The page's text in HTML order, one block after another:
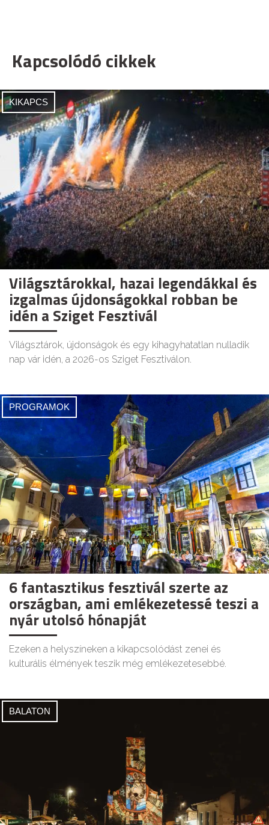
Kapcsolódó cikkek
KIKAPCS
Világsztárokkal, hazai legendákkal és
izgalmas újdonságokkal robban be
idén a Sziget Fesztivál
Világsztárok, újdonságok és egy kihagyhatatlan nulladik
nap vár idén, a 2026-os Sziget Fesztiválon.
PROGRAMOK
6 fantasztikus fesztivál szerte az
országban, ami emlékezetessé teszi a
nyár utolsó hónapját
Ezeken a helyszíneken a kikapcsolódást zenei és
kulturális élmények teszik még emlékezetesebbé.
BALATON